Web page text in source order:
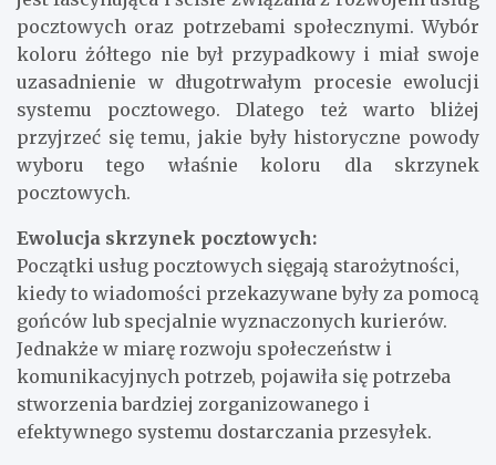
pocztowych oraz potrzebami społecznymi. Wybór
koloru żółtego nie był przypadkowy i miał swoje
uzasadnienie w długotrwałym procesie ewolucji
systemu pocztowego. Dlatego też warto bliżej
przyjrzeć się temu, jakie były historyczne powody
wyboru tego właśnie koloru dla skrzynek
pocztowych.
Ewolucja skrzynek pocztowych:
Początki usług pocztowych sięgają starożytności,
kiedy to wiadomości przekazywane były za pomocą
gońców lub specjalnie wyznaczonych kurierów.
Jednakże w miarę rozwoju społeczeństw i
komunikacyjnych potrzeb, pojawiła się potrzeba
stworzenia bardziej zorganizowanego i
efektywnego systemu dostarczania przesyłek.